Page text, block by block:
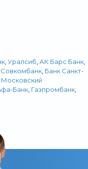
, Уралсиб АК Барс Банк,
Совкомбанк, Банк Санкт-
Московский
Банк, Газпромбанк,